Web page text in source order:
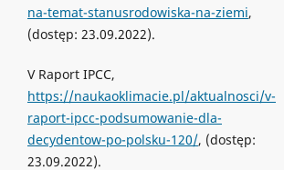
na-temat-stanusrodowiska-na-ziemi,
(dostęp: 23.09.2022).
V Raport IPCC,
https://naukaoklimacie.pl/aktualnosci/v-
raport-ipcc-podsumowanie-dla-
decydentow-po-polsku-120/, (dostęp:
23.09.2022).